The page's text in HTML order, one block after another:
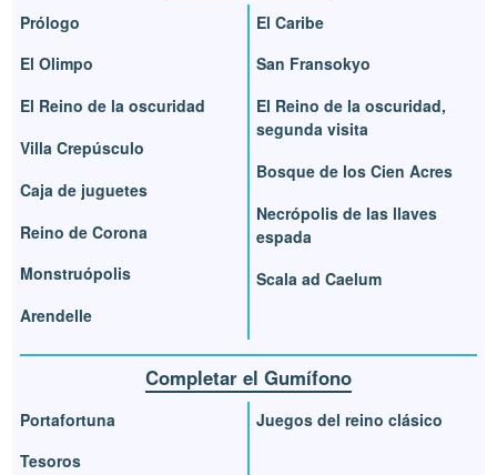
Prólogo
El Olimpo
El Reino de la oscuridad
Villa Crepúsculo
Caja de juguetes
Reino de Corona
Monstruópolis
Arendelle
El Caribe
San Fransokyo
El Reino de la oscuridad,
segunda visita
Bosque de los Cien Acres
Necrópolis de las llaves
espada
Scala ad Caelum
Completar el Gumífono
Portafortuna
Tesoros
Juegos del reino clásico